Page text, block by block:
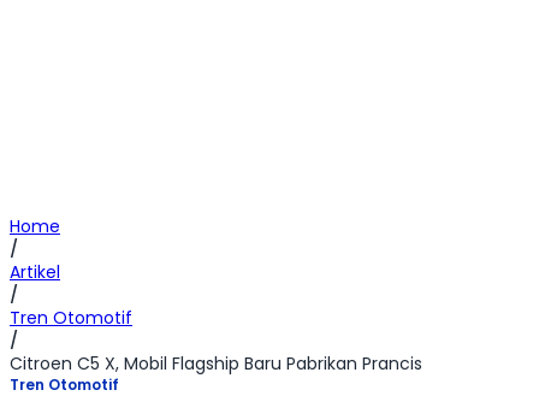
Home
/
Artikel
/
Tren Otomotif
/
Citroen C5 X, Mobil Flagship Baru Pabrikan Prancis
Tren Otomotif